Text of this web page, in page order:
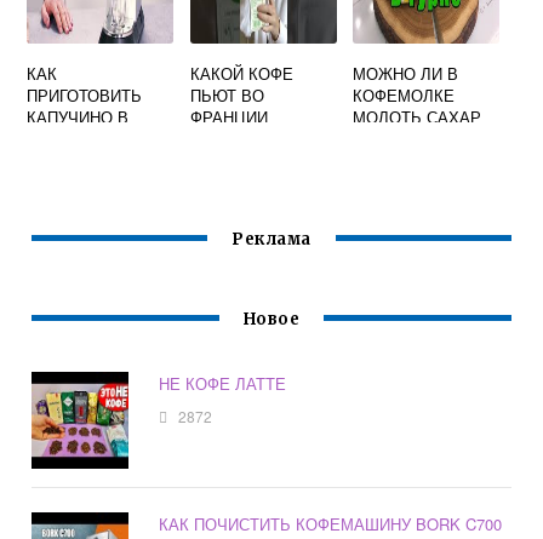
КАК
ПРИГОТОВИТЬ
КАПУЧИНО В
КАКОЙ КОФЕ
ПЬЮТ ВО
ФРАНЦИИ
МОЖНО ЛИ В
КОФЕМОЛКЕ
МОЛОТЬ САХАР
Реклама
Новое
НЕ КОФЕ ЛАТТЕ
2872
КАК ПОЧИСТИТЬ КОФЕМАШИНУ BORK C700